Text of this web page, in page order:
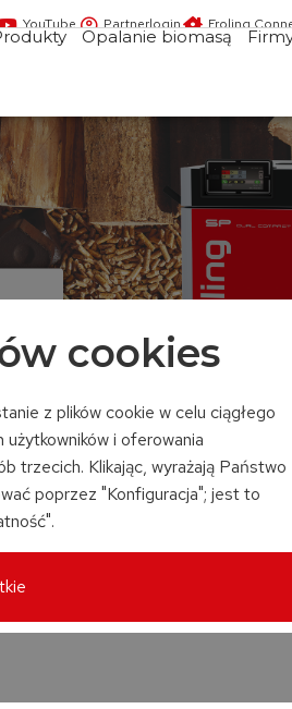
YouTube Partnerlogin Froling
Opalanie biomasą
cookies
z plików cookie w celu ciągłego
i oferowania
trzecich. Klikając, wyrażają Państwo
poprzez "Konfiguracja"; jest to